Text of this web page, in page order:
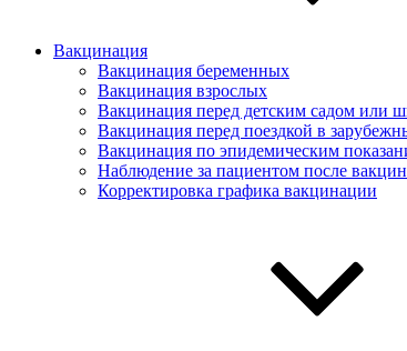
Вакцинация
Вакцинация беременных
Вакцинация взрослых
Вакцинация перед детским садом или
Вакцинация перед поездкой в
Вакцинация по эпидемическим
Наблюдение за пациентом после
Корректировка графика вакцинации